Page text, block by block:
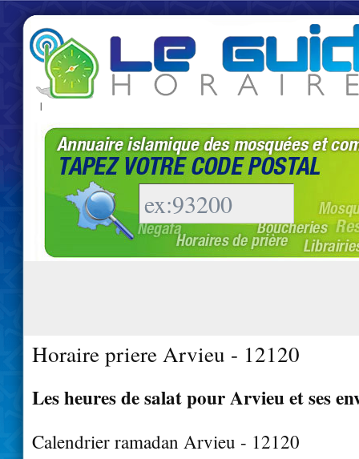
|
Horaire priere Arvieu - 12120
Les heures de salat pour Arvieu et ses
Calendrier ramadan Arvieu - 12120